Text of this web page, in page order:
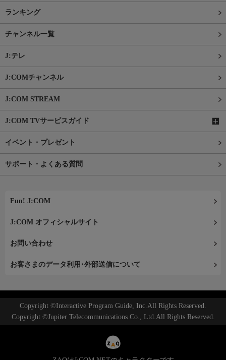
ランキング
チャンネル一覧
J:テレ
J:COMチャンネル
J:COM STREAM
J:COM TVサービスガイド
イベント・プレゼント
サポート・よくある質問
Fun! J:COM
J:COM オフィシャルサイト
お問い合わせ
お客さまのデータ利用･外部送信について
Copyright ©Interactive Program Guide, Inc.All Rights Reserved.
Copyright ©Jupiter Telecommunications Co., Ltd.All Rights Reserved.